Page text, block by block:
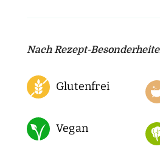
Nach Rezept-
Glutenfrei
Vegan